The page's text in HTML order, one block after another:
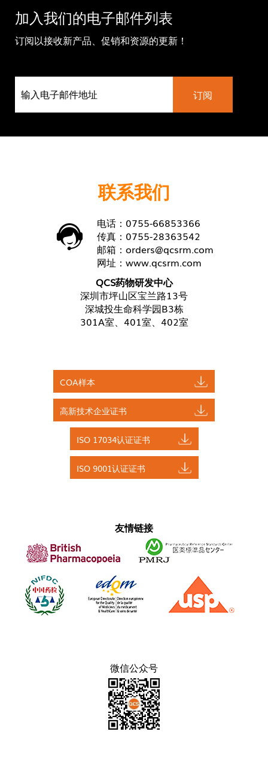
加入我们的电子邮件列表
订阅以接收新产品、促销和资源的更新！
联系我们
电话：0755-66853366
传真：0755-28363542
邮箱： orders@qcsrm.com
网址： www.qcsrm.com
QCS药物研发中心
深圳市坪山区宝兰路13号
深城投生命科学园B3栋
301A室、401室、402室
COA样本
高新技术企业证书
ISO 17034认证证书
ISO 9001认证证书
友情链接
微信公众号